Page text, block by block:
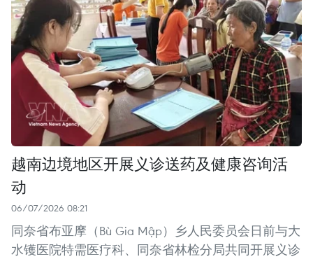
越南边境地区开展义诊送药及健康咨询活
动
06/07/2026 08:21
同奈省布亚摩（Bù Gia Mập）乡人民委员会日前与大
水镬医院特需医疗科、同奈省林检分局共同开展义诊